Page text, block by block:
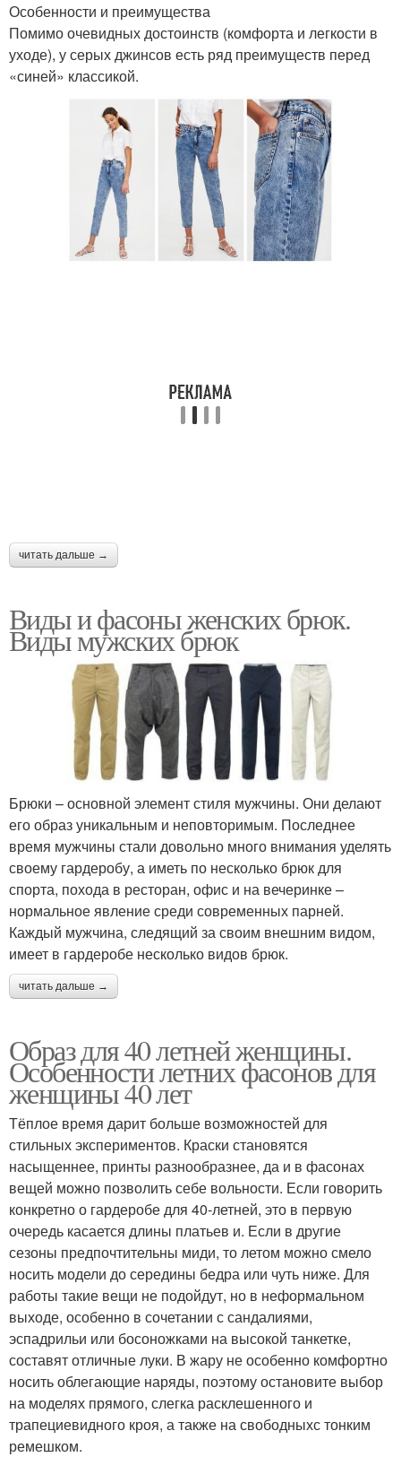
Образа с различными
дополнениями
Стильный образ
Образ с гетрами Модные способы
Повседневный образ Стильные образа
Особенности и преимущества
Помимо очевидных достоинств (комфорта и легкости в
уходе), у серых джинсов есть ряд преимуществ перед
«синей» классикой.
читать дальше →
Виды и фасоны женских брюк.
Виды мужских брюк
Брюки – основной элемент стиля мужчины. Они делают
его образ уникальным и неповторимым. Последнее
время мужчины стали довольно много внимания уделять
своему гардеробу, а иметь по несколько брюк для
спорта, похода в ресторан, офис и на вечеринке –
нормальное явление среди современных парней.
Каждый мужчина, следящий за своим внешним видом,
имеет в гардеробе несколько видов брюк.
читать дальше →
Образ для 40 летней женщины.
Особенности летних фасонов для
женщины 40 лет
Тёплое время дарит больше возможностей для
стильных экспериментов. Краски становятся
насыщеннее, принты разнообразнее, да и в фасонах
вещей можно позволить себе вольности. Если говорить
конкретно о гардеробе для 40-летней, это в первую
очередь касается длины платьев и. Если в другие
сезоны предпочтительны миди, то летом можно смело
носить модели до середины бедра или чуть ниже. Для
работы такие вещи не подойдут, но в неформальном
выходе, особенно в сочетании с сандалиями,
эспадрильи или босоножками на высокой танкетке,
составят отличные луки. В жару не особенно комфортно
носить облегающие наряды, поэтому остановите выбор
на моделях прямого, слегка расклешенного и
трапециевидного кроя, а также на свободныхс тонким
ремешком.